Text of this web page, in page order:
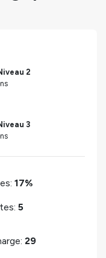
2
3
17%
5
29